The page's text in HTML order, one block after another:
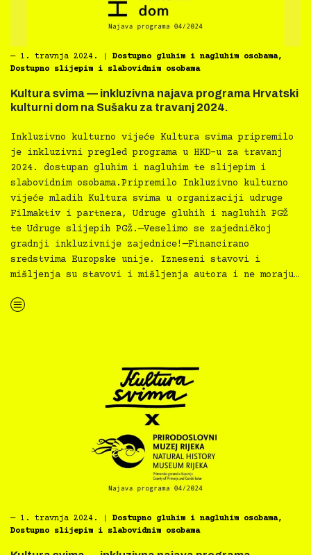
― 1. travnja 2024. Dostupno gluhim i nagluhim osobama,
Dostupno slijepim i slabovidnim osobama
Kultura svima — inkluzivna najava programa Hrvatski
kulturni dom na Sušaku za travanj 2024.
Inkluzivno kulturno vijeće Kultura svima pripremilo
je inkluzivni pregled programa u HKD-u za travanj
2024. dostupan gluhim i nagluhim te slijepim i
slabovidnim osobama.Pripremilo Inkluzivno kulturno
vijeće mladih Kultura svima u organizaciji udruge
Filmaktiv i partnera, Udruge gluhih i nagluhih PGŽ
te Udruge slijepih PGŽ.—Veselimo se zajedničkoj
gradnji inkluzivnije zajednice!—Financirano
sredstvima Europske unije. Izneseni stavovi i
mišljenja su stavovi i mišljenja autora i ne moraju…
“Kultura svima — inkluzivna najava programa Hrvatski kulturni dom na Sušaku za travanj 2024.”
― 1. travnja 2024. Dostupno gluhim i nagluhim osobama,
Dostupno slijepim i slabovidnim osobama